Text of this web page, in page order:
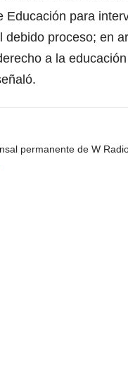
para
proceso; en
a la
permanente de W